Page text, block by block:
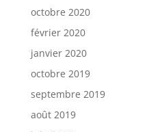
octobre 2020
février 2020
janvier 2020
octobre 2019
septembre 2019
août 2019